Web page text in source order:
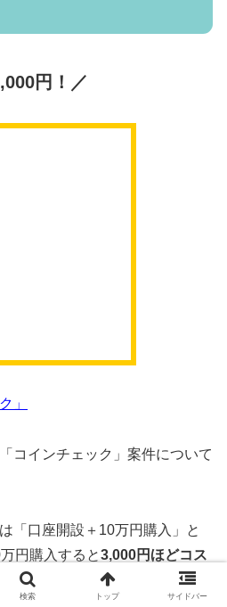
円！／
」
コインチェック」案件について
「口座開設＋10万円購入」と
円購入すると3,000円ほどコス
検索 トップ サイドバー